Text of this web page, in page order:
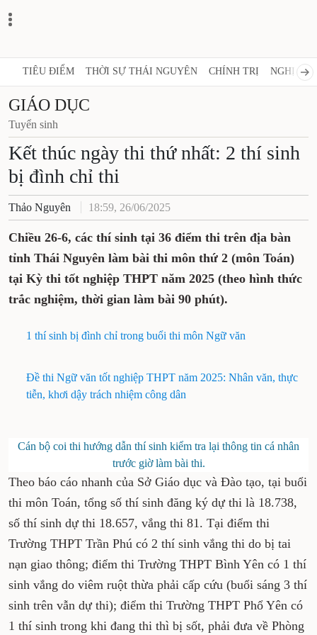
TIÊU ĐIỂM THỜI SỰ THÁI NGUYÊN CHÍNH TRỊ NGHỊ
GIÁO DỤC
Tuyển sinh
Kết thúc ngày thi thứ nhất: 2
thí sinh bị đình chỉ thi
Thảo Nguyên 18:59, 26/06/2025
Chiều 26-6, các thí sinh tại 36 điểm thi trên
địa bàn tỉnh Thái Nguyên làm bài thi môn
thứ 2 (môn Toán) tại Kỳ thi tốt nghiệp THPT
năm 2025 (theo hình thức trắc nghiệm, thời
Đề thi Ngữ văn tốt nghiệp THPT năm 2025: Nhân
Cán bộ coi thi hướng dẫn thí sinh kiểm tra lại thông tin
cá nhân trước giờ làm bài thi.
Theo báo cáo nhanh của Sở Giáo dục và Đào tạo,
tại buổi thi môn Toán, tổng số thí sinh đăng ký
dự thi là 18.738, số thí sinh dự thi 18.657, vắng
thi 81. Tại điểm thi Trường THPT Trần Phú có 2
thí sinh vắng thi do bị tai nạn giao thông; điểm
thi Trường THPT Bình Yên có 1 thí sinh vắng do
viêm ruột thừa phải cấp cứu (buổi sáng 3 thí